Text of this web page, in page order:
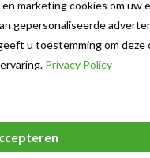
marketing cookies om uw
gepersonaliseerde
u toestemming om deze
Privacy Policy